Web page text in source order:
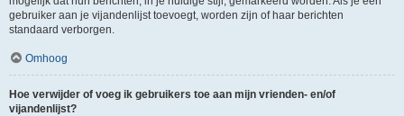
gebruiker aan je vijandenlijst toevoegt, worden zijn of haar berichten
standaard verborgen.
Omhoog
Hoe verwijder of voeg ik gebruikers toe aan mijn vrienden- en/of
vijandenlijst?